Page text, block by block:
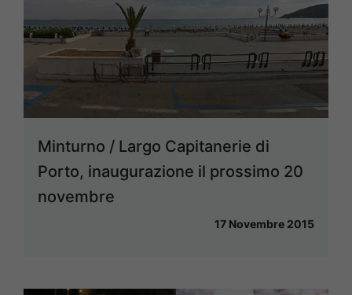
Minturno / Largo Capitanerie di
Porto, inaugurazione il prossimo 20
novembre
17 Novembre 2015